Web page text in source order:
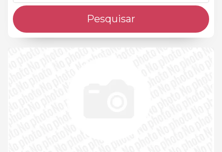
Pesquisar